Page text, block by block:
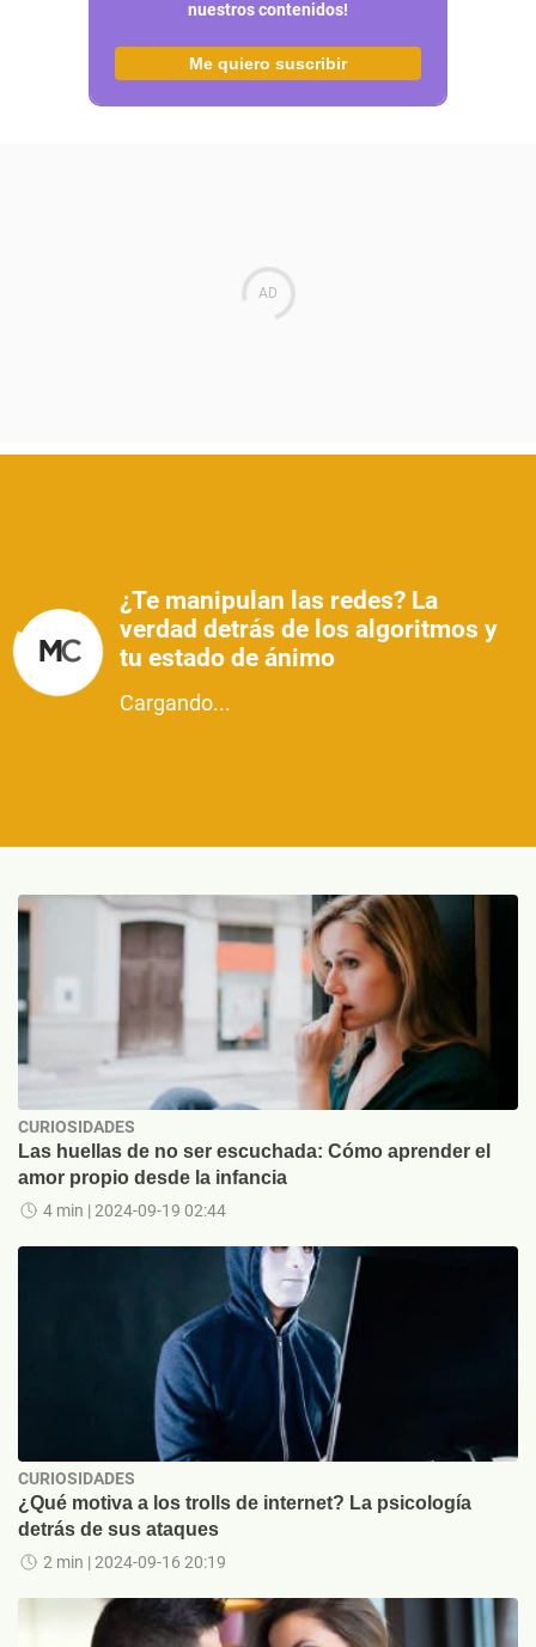
nuestros contenidos!
Me quiero suscribir
¿Te manipulan las redes? La
verdad detrás de los algoritmos y
tu estado de ánimo
Cargando...
CURIOSIDADES
Las huellas de no ser escuchada: Cómo aprender el
amor propio desde la infancia
4 min | 2024-09-19 02:44
CURIOSIDADES
¿Qué motiva a los trolls de internet? La psicología
detrás de sus ataques
2 min | 2024-09-16 20:19